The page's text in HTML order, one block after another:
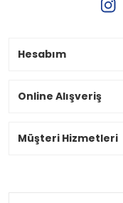
Hesabım
Online Alışveriş
Müşteri Hizmetleri